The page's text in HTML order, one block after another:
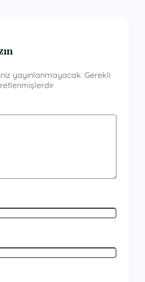
yayınlanmayacak. Gerekli